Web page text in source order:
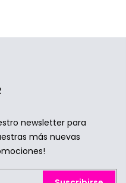
newsletter para
más nuevas